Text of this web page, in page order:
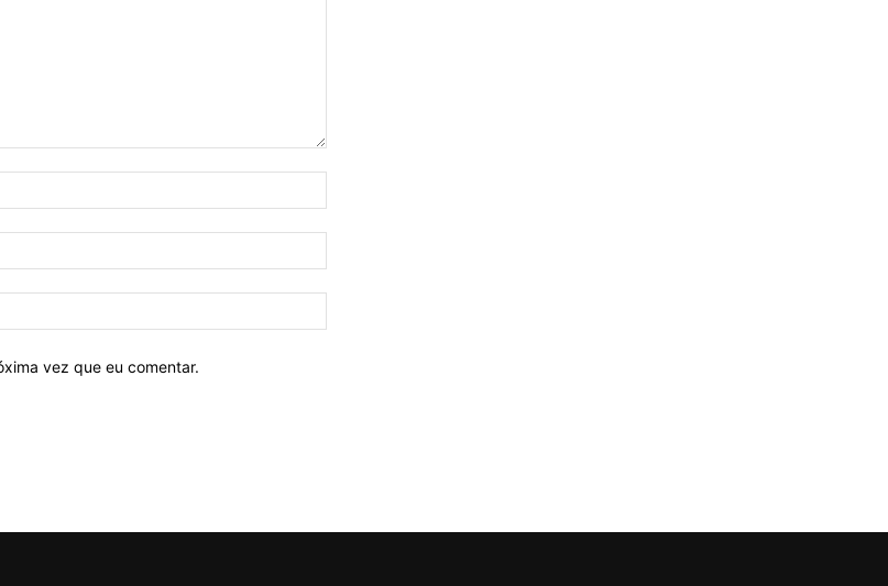
vez que eu comentar.